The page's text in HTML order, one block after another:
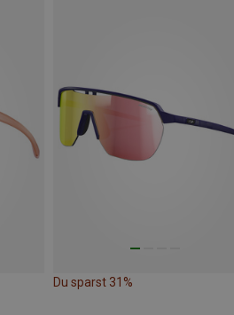
Du sparst 31%